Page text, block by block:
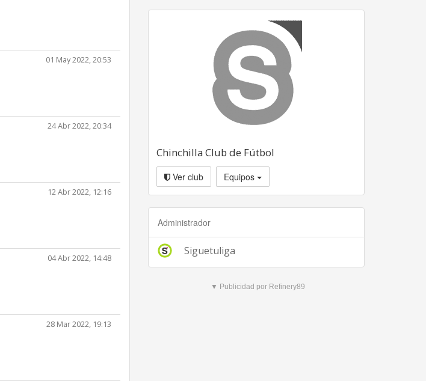
01 May 2022, 20:53
24 Abr 2022, 20:34
12 Abr 2022, 12:16
04 Abr 2022, 14:48
28 Mar 2022, 19:13
Chinchilla Club de Fútbol
Ver club Equipos
Administrador
Siguetuliga
▼ Publicidad por Refinery89